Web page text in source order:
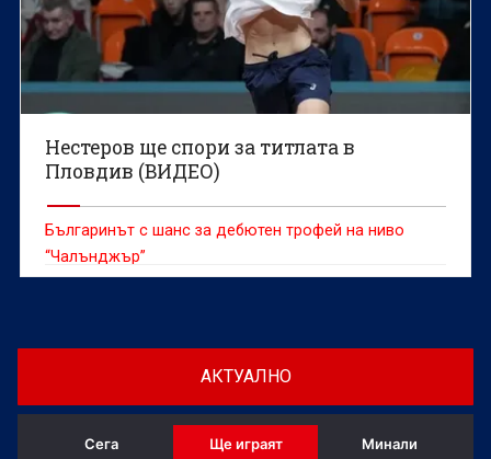
Нестеров ще спори за титлата в
Пловдив (ВИДЕО)
Българинът с шанс за дебютен трофей на ниво
“Чалънджър”
АКТУАЛНО
Сега Ще играят Минали